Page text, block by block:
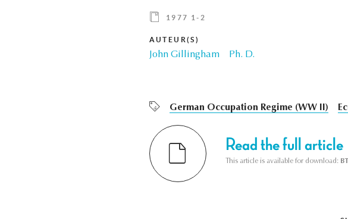
1977 1-2
AUTEUR(S)
John Gillingham Ph. D.
German Occupation Regime (WW II)
Read the full article
This article is available for download: